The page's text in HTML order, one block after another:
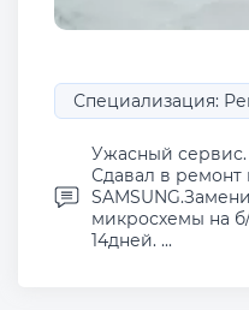
Специализация:
Ужасный
Сдавал в ремонт
микросхемы на
14дней. ...